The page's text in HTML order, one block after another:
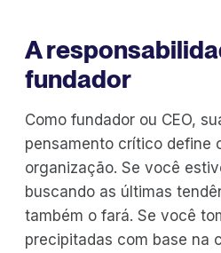
A
fundador
Como fundador ou CEO,
pensamento crítico define
organização. Se você
buscando as últimas
também o fará. Se você
precipitadas com base na